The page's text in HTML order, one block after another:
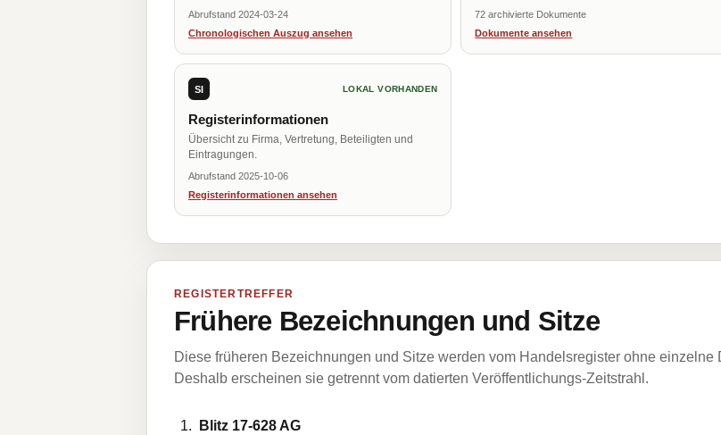
Abrufstand 2024-03-24
Chronologischen Auszug ansehen
72 archivierte Dokumente
Dokumente ansehen
SI LOKAL VORHANDEN
Registerinformationen
Übersicht zu Firma, Vertretung, Beteiligten und
Eintragungen.
Abrufstand 2025-10-06
Registerinformationen ansehen
REGISTERTREFFER
Frühere Bezeichnungen und Sitze
Diese früheren Bezeichnungen und Sitze werden vom Handelsregister ohne einzelne
Deshalb erscheinen sie getrennt vom datierten Veröffentlichungs-Zeitstrahl.
Blitz 17-628 AG